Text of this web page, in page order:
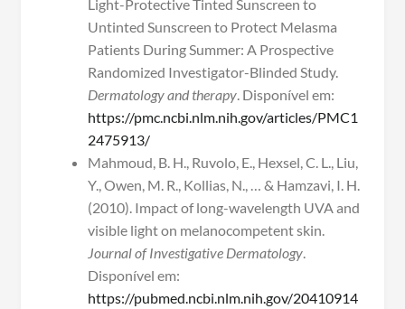
Light-Protective Tinted Sunscreen to
Untinted Sunscreen to Protect Melasma
Patients During Summer: A Prospective
Randomized Investigator-Blinded Study.
Dermatology and therapy. Disponível em:
https://pmc.ncbi.nlm.nih.gov/articles/PMC1
2475913/
Mahmoud, B. H., Ruvolo, E., Hexsel, C. L., Liu,
Y., Owen, M. R., Kollias, N., … & Hamzavi, I. H.
(2010). Impact of long-wavelength UVA and
visible light on melanocompetent skin.
Journal of Investigative Dermatology.
Disponível em:
https://pubmed.ncbi.nlm.nih.gov/20410914